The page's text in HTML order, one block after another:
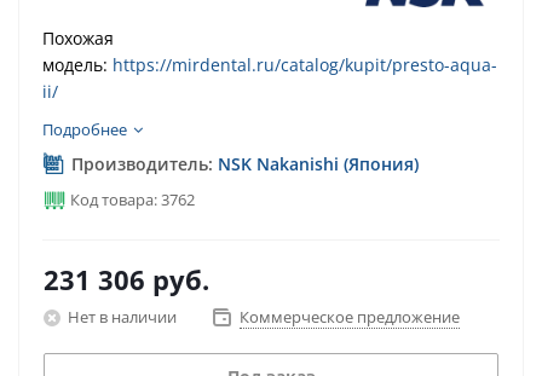
Похожая
модель: https://mirdental.ru/catalog/kupit/presto-aqua-
ii/
Подробнее
Производитель: NSK Nakanishi (Япония)
Код товара: 3762
231 306 руб.
Нет в наличии Коммерческое предложение